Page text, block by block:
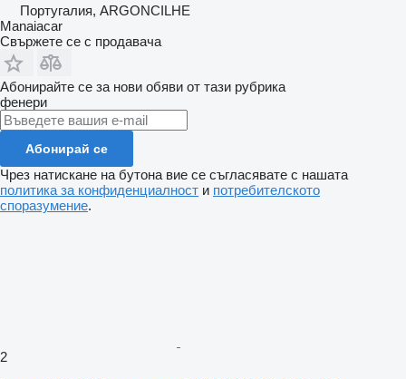
Португалия, ARGONCILHE
Manaiacar
Свържете се с продавача
Абонирайте се за нови обяви от тази рубрика
фенери
Абонирай се
Чрез натискане на бутона вие се съгласявате с нашата
политика за конфиденциалност и потребителското
споразумение.
2